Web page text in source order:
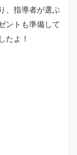
、指導者が選ぶ
ントも準備して
たよ！